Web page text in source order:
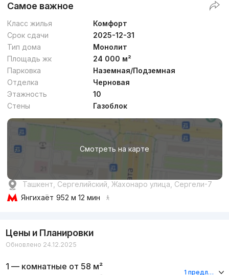
Самое важное
Класс жилья
Комфорт
Срок сдачи
2025-12-31
Тип дома
Монолит
Площадь жк
24 000 м²
Парковка
Наземная/Подземная
Отделка
Черновая
Этажность
10
Стены
Газоблок
Смотреть на карте
Ташкент, Сергелийский, Жахонаро улица, Сергели-7
Янгихаёт 952 м 12 мин
Цены и Планировки
Обновлено 24.12.2025
1 — комнатные от 58 м²
1 предложение